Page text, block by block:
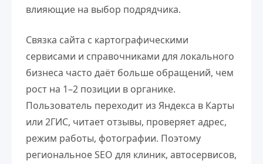
влияющие на выбор подрядчика.
Связка сайта с картографическими
сервисами и справочниками для локального
бизнеса часто даёт больше обращений, чем
рост на 1–2 позиции в органике.
Пользователь переходит из Яндекса в Карты
или 2ГИС, читает отзывы, проверяет адрес,
режим работы, фотографии. Поэтому
региональное SEO для клиник, автосервисов,